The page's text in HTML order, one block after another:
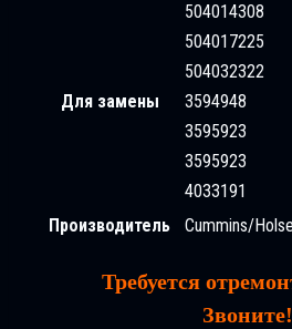
Для замены
504014308
504017225
504032322
3594948
3595923
3595923
4033191
Производитель
Cummins/
Требуется
Звоните!